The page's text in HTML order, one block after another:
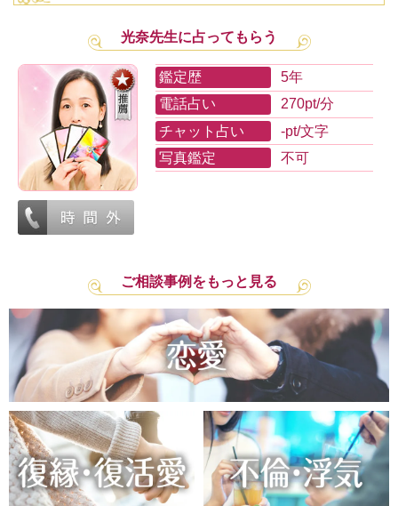
光奈先生に占ってもらう
鑑定歴
5年
電話占い
270pt/分
チャット占い
-pt/文字
写真鑑定
不可
ご相談事例をもっと見る